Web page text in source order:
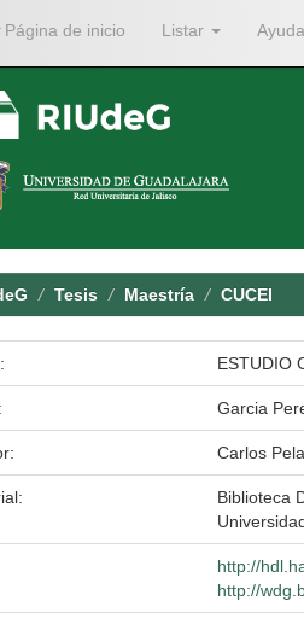
Página de inicio Listar Ayuda
Tesis Maestría CUCEI
ESTUDIO
Garcia
Carlos
Biblioteca
http://
http://